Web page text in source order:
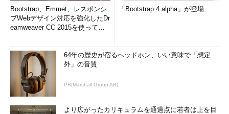
Bootstrap、Emmet、レスポンシ
ブWebデザイン対応を強化したDr
eamweaver CC 2015を使って
「Bootstrap 4 alpha」が登場
64年の歴史が宿るヘッドホン、いい意味で「想定
外」の音質
PR(Marshall Group AB)
より広がったカリキュラムを通過点に若者は上を目